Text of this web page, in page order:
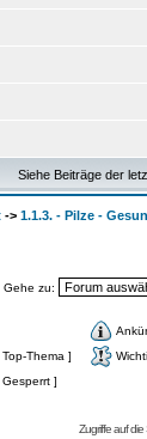
Siehe Beiträge der
-> 1.1.3. - Pilze -
Gehe zu:
Thema ]
]
Zugriffe auf